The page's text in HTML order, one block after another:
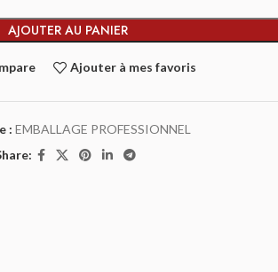
AJOUTER AU PANIER
Ajouter à mes favoris
: EMBALLAGE PROFESSIONNEL